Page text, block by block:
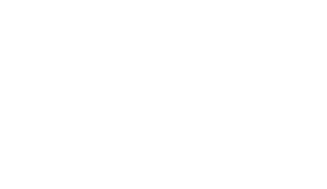
bent u van harte welkom